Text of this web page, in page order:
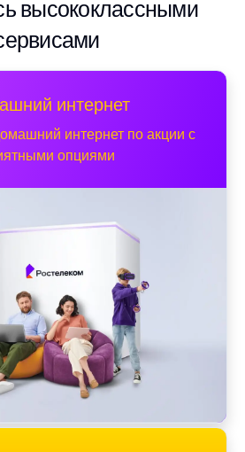
высококлассными
интернет
интернет по акции с
опциями